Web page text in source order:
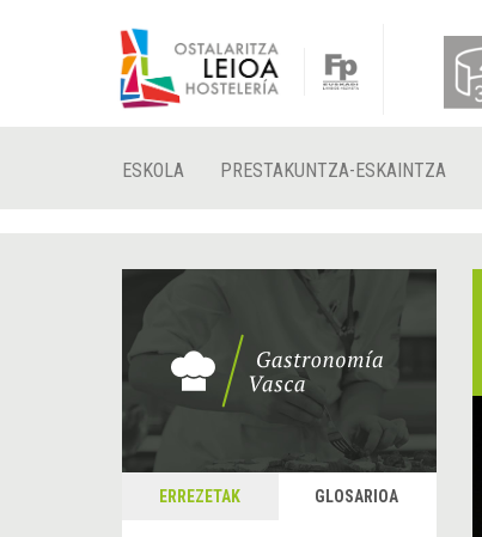
ESKOLA PRESTAKUNTZA-ESKAINTZA
ERREZETAK GLOSARIOA